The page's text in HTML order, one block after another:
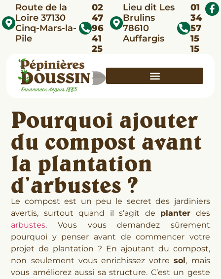
Route de la
Loire 37130
Cinq-Mars-la-
Pile
02
47
96
41
25
Lieu dit Les
Brulins
78610
Auffargis
01
34
57
15
15
Pourquoi ajouter
du compost avant
la plantation
d’arbustes ?
Le compost est un peu le secret des jardiniers
avertis, surtout quand il s’agit de planter des
arbustes. Vous vous demandez sûrement
pourquoi y penser avant de commencer votre
projet de plantation ? En ajoutant du compost,
non seulement vous enrichissez votresol, mais
vous améliorez aussi sa structure. C’est un geste